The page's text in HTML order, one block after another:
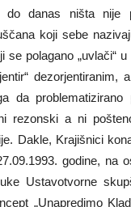
do danas ništa nije
koji sebe
se polagano „uvlači“
da
rezonski a ni
Dakle, Krajišnici
godine, na
Ustavotvorne
„Unapredimo